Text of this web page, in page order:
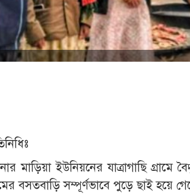
মাড়িয়া ইউনিয়নের যাত্রাগাছি গ্রামে
বসতবাড়ি সম্পূর্ণভাবে পুড়ে ছাই হয়ে